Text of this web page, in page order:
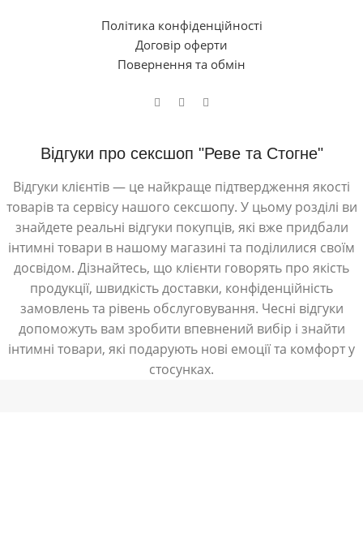
Політика конфіденційності
Договір оферти
Повернення та обмін
Відгуки про сексшоп "Реве та Стогне"
Відгуки клієнтів — це найкраще підтвердження якості
товарів та сервісу нашого сексшопу. У цьому розділі ви
знайдете реальні відгуки покупців, які вже придбали
інтимні товари в нашому магазині та поділилися своїм
досвідом. Дізнайтесь, що клієнти говорять про якість
продукції, швидкість доставки, конфіденційність
замовлень та рівень обслуговування. Чесні відгуки
допоможуть вам зробити впевнений вибір і знайти
інтимні товари, які подарують нові емоції та комфорт у
стосунках.